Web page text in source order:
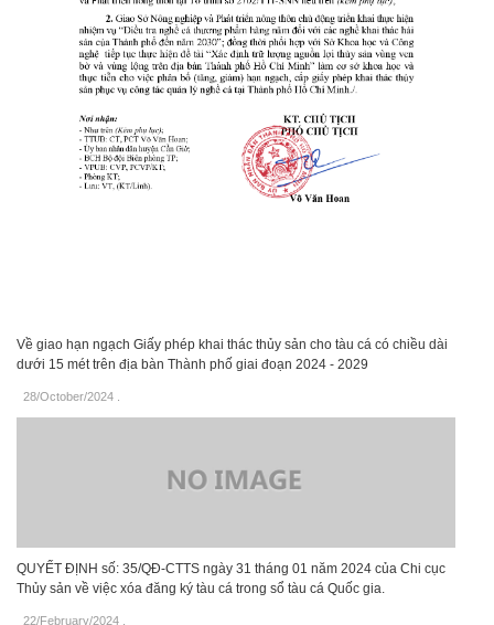
Về giao hạn ngạch Giấy phép khai thác thủy sản cho tàu cá có chiều dài
dưới 15 mét trên địa bàn Thành phố giai đoạn 2024 - 2029
28/October/2024
QUYẾT ĐỊNH số: 35/QĐ-CTTS ngày 31 tháng 01 năm 2024 của Chi cục
Thủy sản về việc xóa đăng ký tàu cá trong sổ tàu cá Quốc gia.
22/February/2024